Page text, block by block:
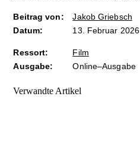
Beitrag von:
Jakob Griebsch
Datum:
13. Februar 2026
Ressort:
Film
Ausgabe:
Online–Ausgabe
Verwandte Artikel